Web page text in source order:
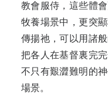
教會服侍，這些體
牧養場景中，更突
傳揚祂，可以用諸
把各人在基督裏完
不只有艱澀難明的
場景。